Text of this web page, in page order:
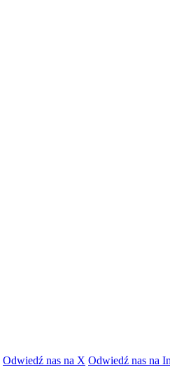
Odwiedź nas na X Odwiedź nas na